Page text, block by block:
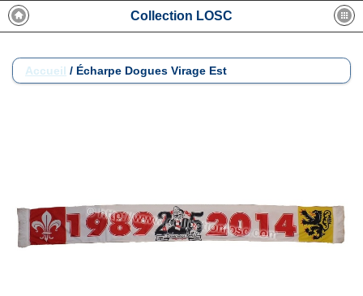
Collection LOSC
Accueil / Écharpe Dogues Virage Est